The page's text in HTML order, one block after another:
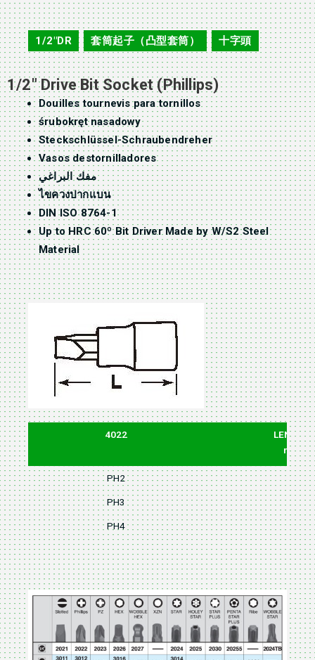
4022
1/2"DR , 套筒起子（凸型套筒） , 十字頭
1/2″ Drive Bit Socket (Phillips)
Douilles tournevis para tornillos
śrubokręt nasadowy
Steckschlüssel-Schraubendreher
Vasos destornilladores
مفك البراغي
ไขควงปากแบน
DIN ISO 8764-1
Up to HRC 60º Bit Driver Made by W/S2 Steel
Material
4022
LENGTH
mm
PH2 55
PH3 55
PH4 55